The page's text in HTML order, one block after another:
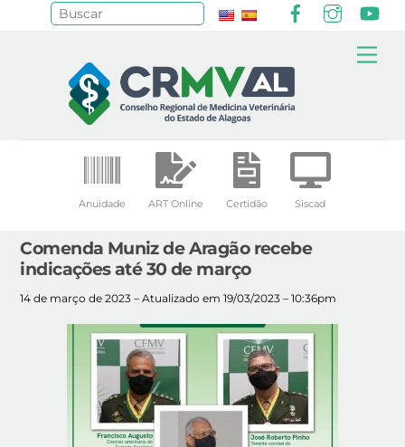
Anuidade ART Online Certidão Siscad
Comenda Muniz de Aragão recebe
indicações até 30 de março
14 de março de 2023 – Atualizado em 19/03/2023 – 10:36pm